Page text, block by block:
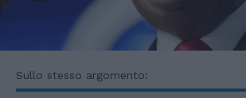
Sullo stesso argomento: